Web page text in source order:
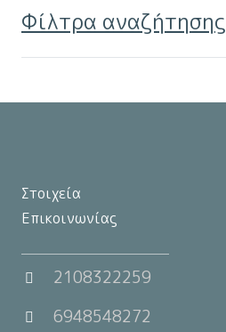
Οι
επιλογές
να
Φίλτρα αναζήτησης
Στοιχεία
Επικοινωνίας
2108322259
6948548272